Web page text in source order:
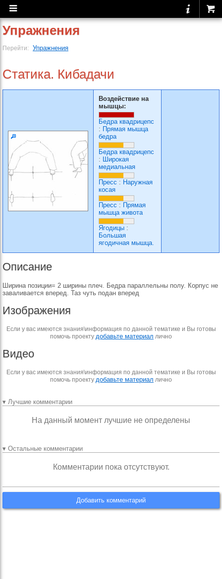
Упражнения
Перейти: Упражнения
Статика. Кибадачи
Воздействие на
мышцы:
Бедра квадрицепс
: Прямая мышца
бедра
Бедра квадрицепс
: Широкая
медиальная
Пресс : Наружная
косая
Пресс : Прямая
мышца живота
Ягодицы :
Большая
ягодичная мышца.
Описание
Ширина позиции= 2 ширины плеч. Бедра параллельны полу. Корпус не
заваливается вперед. Таз чуть подан вперед
Изображения
Если у вас имеются знания\информация по данной тематике и Вы готовы
помочь проекту добавьте материал лично
Видео
Если у вас имеются знания\информация по данной тематике и Вы готовы
помочь проекту добавьте материал лично
▾ Лучшие комментарии
На данный момент лучшие не определены
▾ Остальные комментарии
Комментарии пока отсутствуют.
Добавить комментарий